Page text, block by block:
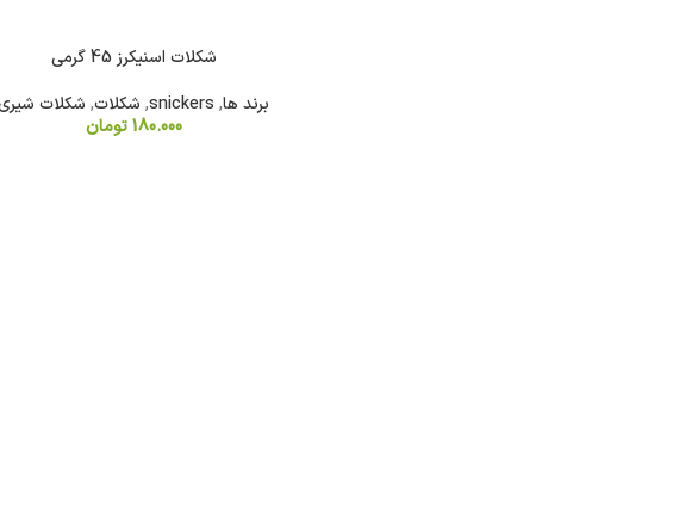
شکلات اسنیکرز 45 گرمی
برند ها,
snickers
, شکلات, شکلات
180.000 تومان